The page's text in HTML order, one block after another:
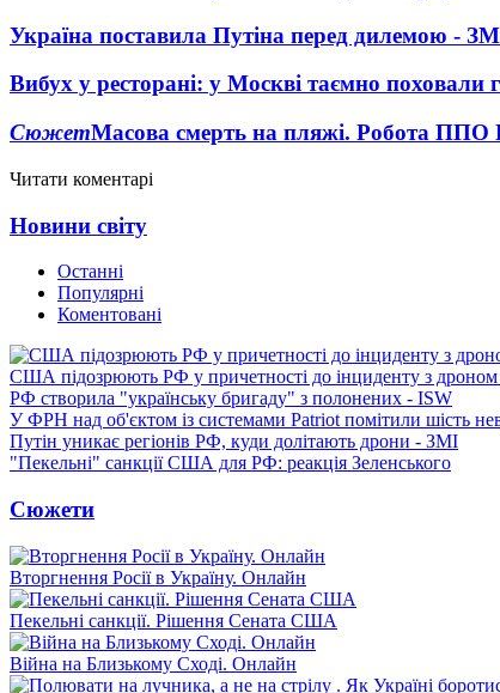
Україна поставила Путіна перед дилемою -
Вибух у ресторані: у Москві таємно поховали
СюжетМасова смерть на пляжі. Робота ППО
Читати коментарі
Новини світу
Останні
Популярні
Коментовані
США підозрюють РФ у причетності до інциденту з
РФ створила "українську бригаду" з полонених - ISW
У ФРН над об'єктом із системами Patriot помітили шість
Путін уникає регіонів РФ, куди долітають дрони - ЗМІ
"Пекельні" санкції США для РФ: реакція Зеленського
Сюжети
Вторгнення Росії в Україну. Онлайн
Пекельні санкції. Рішення Сената США
Війна на Близькому Сході. Онлайн